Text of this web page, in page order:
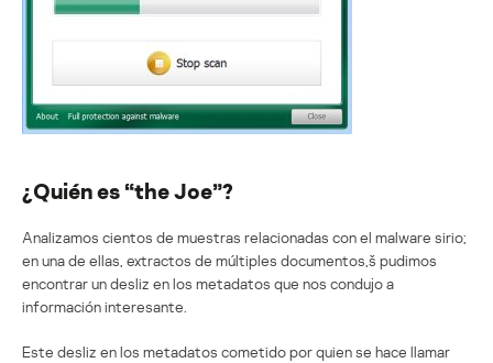
¿Quién es “the Joe”?
Analizamos cientos de muestras relacionadas con el malware sirio;
en una de ellas, extractos de múltiples documentos,š pudimos
encontrar un desliz en los metadatos que nos condujo a
información interesante.
Este desliz en los metadatos cometido por quien se hace llamar